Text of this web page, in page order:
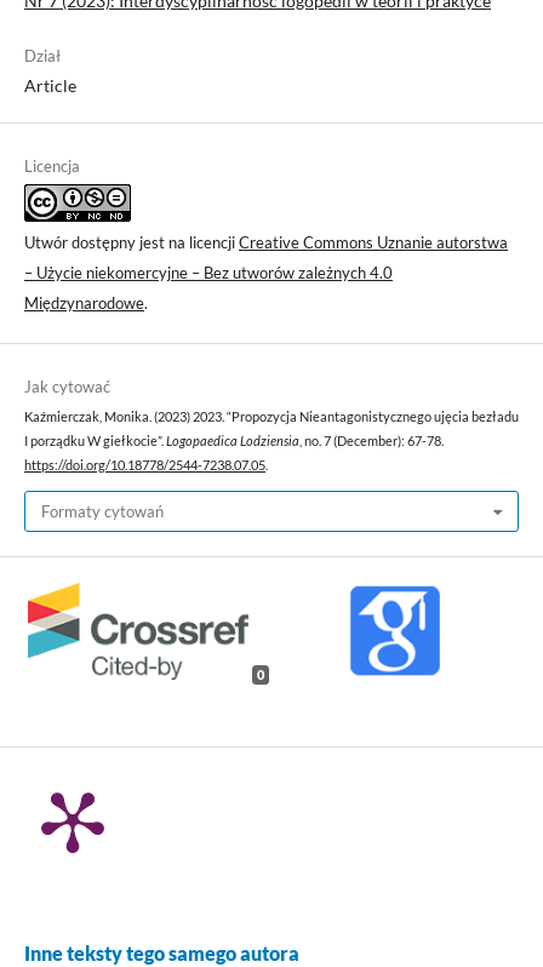
Dział
Article
Licencja
Utwór dostępny jest na licencjiCreative Commons Uznanie autorstwa
– Użycie niekomercyjne – Bez utworów zależnych 4.0
Międzynarodowe.
Jak cytować
Kaźmierczak, Monika. (2023) 2023. “Propozycja Nieantagonistycznego ujęcia bezładu
I porządku W giełkocie”. Logopaedica Lodziensia , no. 7 (December): 67-78.
https://doi.org/10.18778/2544-7238.07.05
Formaty cytowań
0
Inne teksty tego samego autora